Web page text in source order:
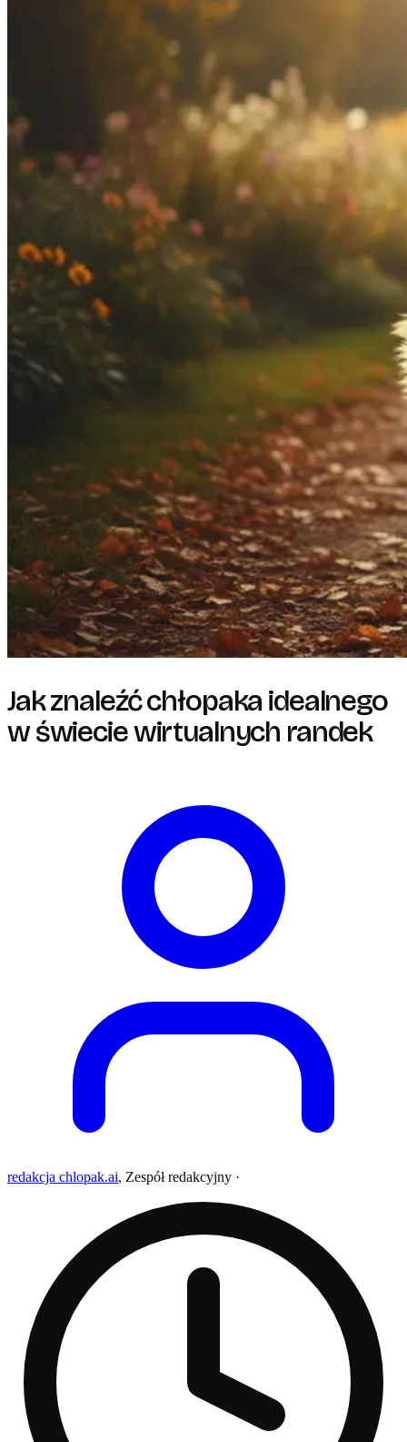
Jak znaleźć chłopaka idealnego
w świecie wirtualnych randek
redakcja chlopak.ai, Zespół redakcyjny ·